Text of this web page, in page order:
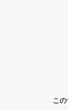
こ